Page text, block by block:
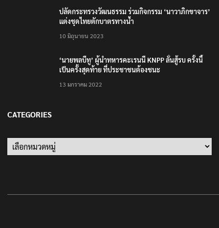
ปลัดกระทรวงวัฒนธรรม ร่วมกิจกรรม ‘นาวาภิกขาจาร’
แต่งชุดไทยตักบาตรทางน้ำ
10 มิถุนายน 2023
‘นายพลบีทู’ ผู้นำทหารคะเรนนี KNPP ลั่นสู้รบ ครั้งนี้
เป็นครั้งสุดท้าย ที่ประชาชนต้องชนะ
13 มกราคม 2022
CATEGORIES